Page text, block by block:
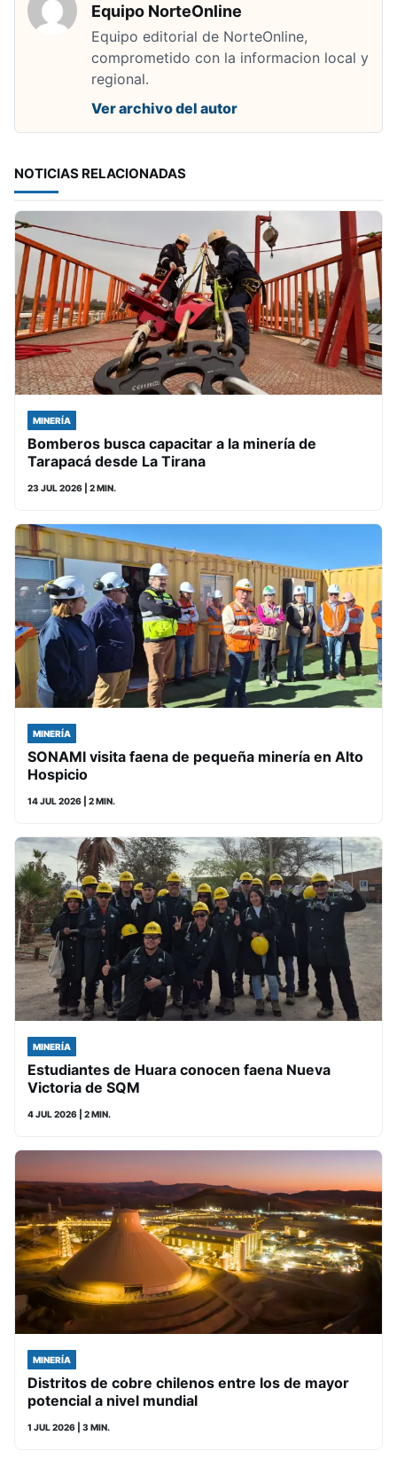
Equipo NorteOnline
Equipo editorial de NorteOnline,
comprometido con la informacion local y
regional.
Ver archivo del autor
NOTICIAS RELACIONADAS
MINERÍA
Bomberos busca capacitar a la minería de
Tarapacá desde La Tirana
23 JUL 2026 | 2 MIN.
MINERÍA
SONAMI visita faena de pequeña minería en Alto
Hospicio
14 JUL 2026 | 2 MIN.
MINERÍA
Estudiantes de Huara conocen faena Nueva
Victoria de SQM
4 JUL 2026 | 2 MIN.
MINERÍA
Distritos de cobre chilenos entre los de mayor
potencial a nivel mundial
1 JUL 2026 | 3 MIN.